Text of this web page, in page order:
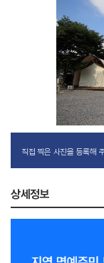
직접 찍은 사진을 등록해
상세정보